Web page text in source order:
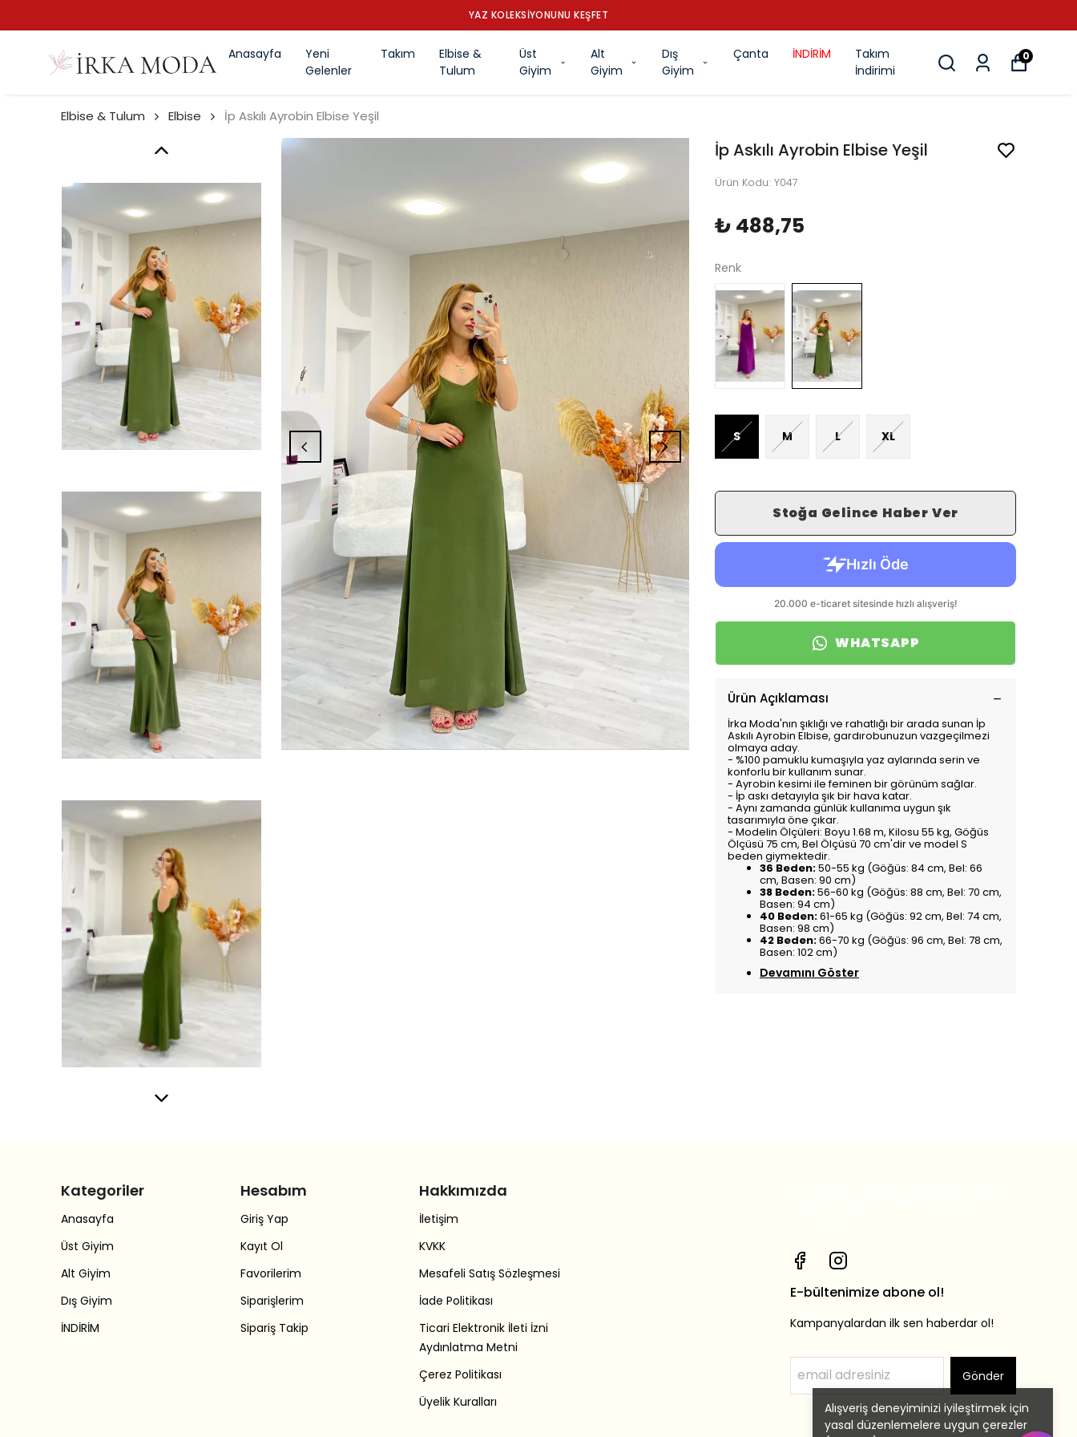
YAZ KOLEKSİYONUNU KEŞFET
Anasayfa
Yeni
Gelenler
Takım
Elbise &
Tulum
Üst
Giyim
Alt
Giyim
Dış
Giyim
Çanta İNDİRİM
Takım
İndirimi
0
Alışveriş deneyiminizi iyileştirmek için
yasal düzenlemelere uygun çerezler
Elbise & Tulum Elbise İp Askılı Ayrobin Elbise Yeşil
İp Askılı Ayrobin Elbise Yeşil
Ürün Kodu: Y047
₺ 488,75
Renk
S M L XL
Stoğa Gelince Haber Ver
WHATSAPP
Ürün Açıklaması
İrka Moda'nın şıklığı ve rahatlığı bir arada sunan İp
Askılı Ayrobin Elbise, gardırobunuzun vazgeçilmezi
olmaya aday.
- %100 pamuklu kumaşıyla yaz aylarında serin ve
konforlu bir kullanım sunar.
- Ayrobin kesimi ile feminen bir görünüm sağlar.
- İp askı detayıyla şık bir hava katar.
- Aynı zamanda günlük kullanıma uygun şık
tasarımıyla öne çıkar.
- Modelin Ölçüleri: Boyu 1.68 m, Kilosu 55 kg, Göğüs
Ölçüsü 75 cm, Bel Ölçüsü 70 cm'dir ve model S
beden giymektedir.
36 Beden:50-55 kg (Göğüs: 84 cm, Bel: 66
cm, Basen: 90 cm)
38 Beden:56-60 kg (Göğüs: 88 cm, Bel: 70 cm,
Basen: 94 cm)
40 Beden:61-65 kg (Göğüs: 92 cm, Bel: 74 cm,
Basen: 98 cm)
42 Beden:66-70 kg (Göğüs: 96 cm, Bel: 78 cm,
Basen: 102 cm)
Devamını Göster
Kategoriler
Anasayfa
Üst Giyim
Alt Giyim
Dış Giyim
İNDİRİM
Hesabım
Giriş Yap
Kayıt Ol
Favorilerim
Siparişlerim
Sipariş Takip
Hakkımızda
İletişim
KVKK
Mesafeli Satış Sözleşmesi
İade Politikası
Ticari Elektronik İleti İzni
Aydınlatma Metni
Çerez Politikası
Üyelik Kuralları
E-bültenimize abone ol!
Kampanyalardan ilk sen haberdar ol!
Gönder